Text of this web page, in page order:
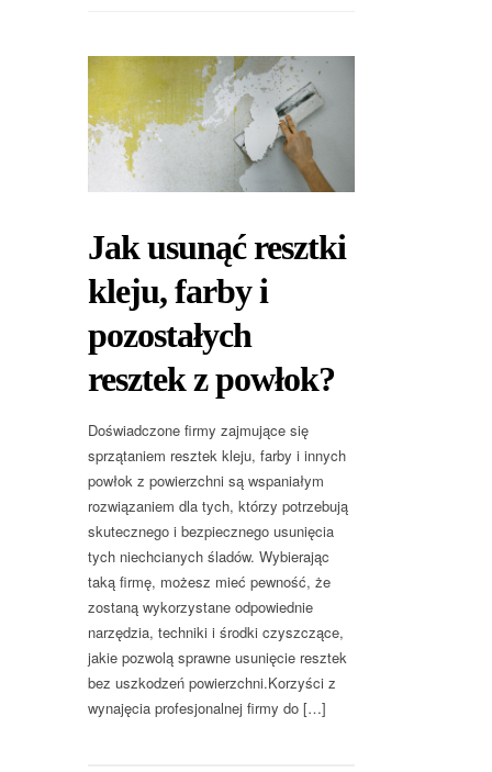
Jak usunąć resztki
kleju, farby i
pozostałych
resztek z powłok?
Doświadczone firmy zajmujące się
sprzątaniem resztek kleju, farby i innych
powłok z powierzchni są wspaniałym
rozwiązaniem dla tych, którzy potrzebują
skutecznego i bezpiecznego usunięcia
tych niechcianych śladów. Wybierając
taką firmę, możesz mieć pewność, że
zostaną wykorzystane odpowiednie
narzędzia, techniki i środki czyszczące,
jakie pozwolą sprawne usunięcie resztek
bez uszkodzeń powierzchni.Korzyści z
wynajęcia profesjonalnej firmy do […]